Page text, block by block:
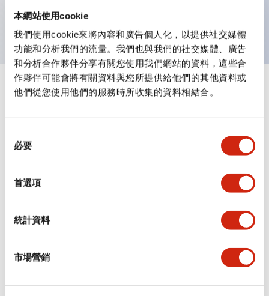
本網站使用cookie
我們使用cookie來將內容和廣告個人化，以提供社交媒體
功能和分析我們的流量。我們也與我們的社交媒體、廣告
和分析合作夥伴分享有關您使用我們網站的資料，這些合
作夥伴可能會將有關資料與您所提供給他們的其他資料或
他們從您使用他們的服務時所收集的資料相結合。
必要
首選項
統計資料
市場營銷
防護結構
規格
審美規範
環境規範
功能規格
機械規格